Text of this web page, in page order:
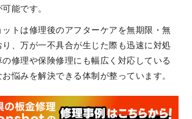
能です。
ットは修理後のアフターケアを無期限・無
、万が一不具合が生じた際も迅速に対処
の修理や保険修理にも幅広く対応している
悩みを解決できる体制が整っています。